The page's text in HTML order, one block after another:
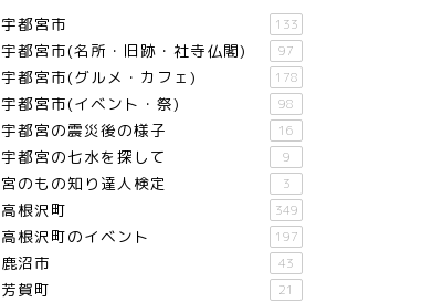
宇都宮市 133
宇都宮市(名所・旧跡・社寺仏閣) 97
宇都宮市(グルメ・カフェ) 178
宇都宮市(イベント・祭) 98
宇都宮の震災後の様子 16
宇都宮の七水を探して 9
宮のもの知り達人検定 3
高根沢町 349
高根沢町のイベント 197
鹿沼市 43
芳賀町 21